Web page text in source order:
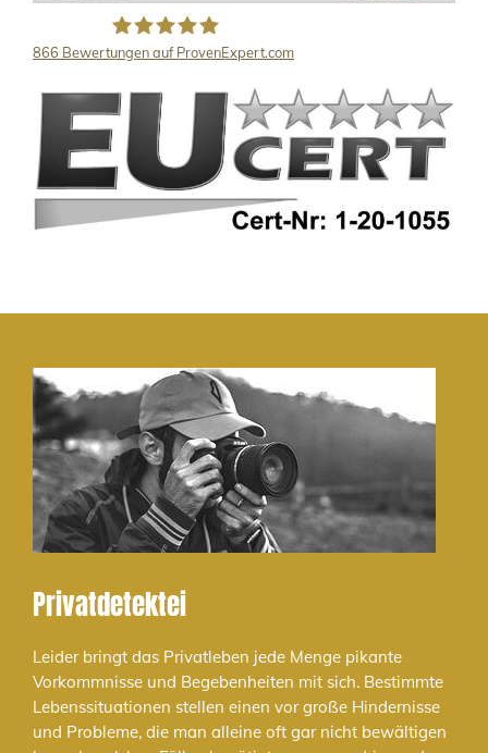
LB Detektive GmbH
866 Bewertungen auf ProvenExpert.com
Privatdetektei
Leider bringt das Privatleben jede Menge pikante
Vorkommnisse und Begebenheiten mit sich. Bestimmte
Lebenssituationen stellen einen vor große Hindernisse
und Probleme, die man alleine oft gar nicht bewältigen